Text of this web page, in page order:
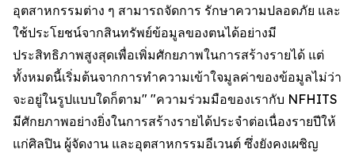
อุตสาหกรรมต่าง ๆ สามารถจัดการ รักษาความปลอดภัย และ
ใช้ประโยชน์จากสินทรัพย์ข้อมูลของตนได้อย่างมี
ประสิทธิภาพสูงสุดเพื่อเพิ่มศักยภาพในการสร้างรายได้ แต่
ทั้งหมดนี้เริ่มต้นจากการทำความเข้าใจมูลค่าของข้อมูลไม่ว่า
จะอยู่ในรูปแบบใดก็ตาม" "ความร่วมมือของเรากับ NFHITS
มีศักยภาพอย่างยิ่งในการสร้างรายได้ประจำต่อเนื่องรายปีให้
แก่ศิลปิน ผู้จัดงาน และอุตสาหกรรมอีเวนต์ ซึ่งยังคงเผชิญ